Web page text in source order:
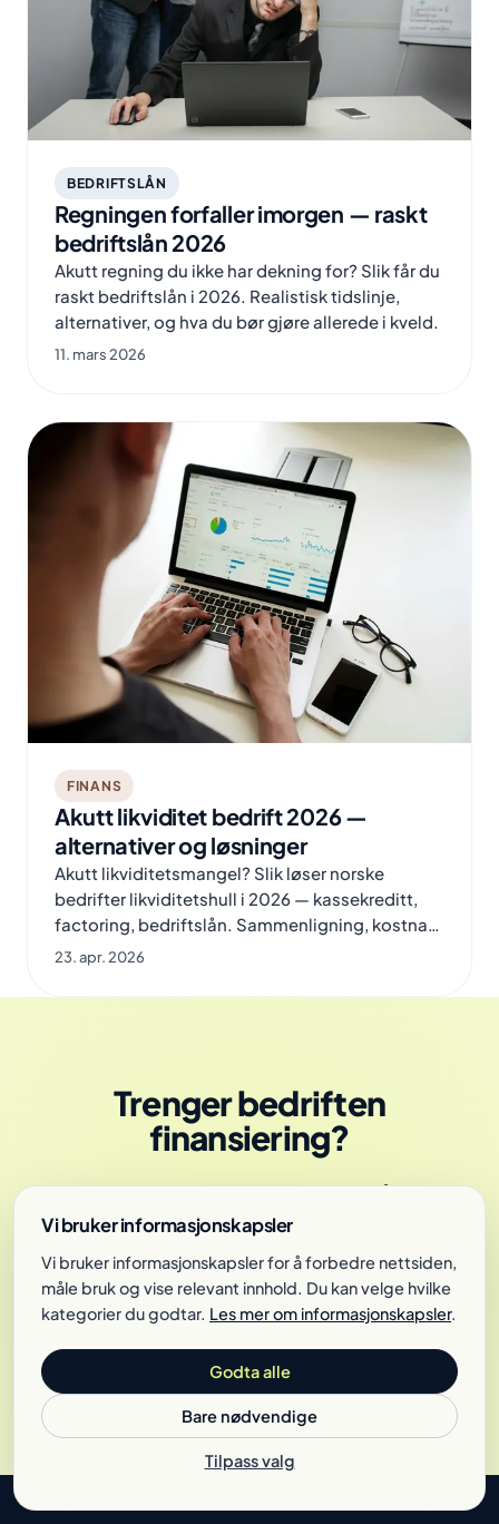
BEDRIFTSLÅN
Regningen forfaller imorgen — raskt
bedriftslån 2026
Akutt regning du ikke har dekning for? Slik får du
raskt bedriftslån i 2026. Realistisk tidslinje,
alternativer, og hva du bør gjøre allerede i kveld.
11. mars 2026
FINANS
Akutt likviditet bedrift 2026 —
alternativer og løsninger
Akutt likviditetsmangel? Slik løser norske
bedrifter likviditetshull i 2026 — kassekreditt,
factoring, bedriftslån. Sammenligning, kostnad
og når du bruker hva.
23. apr. 2026
Trenger bedriften
finansiering?
Bedriftskapital formidler bedriftslån fra 50
000 til 5 millioner. Søk uforpliktende — svar
samme dag.
Se lånealternativer
Vi bruker informasjonskapsler
Vi bruker informasjonskapsler for å forbedre nettsiden,
måle bruk og vise relevant innhold. Du kan velge hvilke
kategorier du godtar. Les mer om informasjonskapsler.
Godta alle
Bare nødvendige
Tilpass valg